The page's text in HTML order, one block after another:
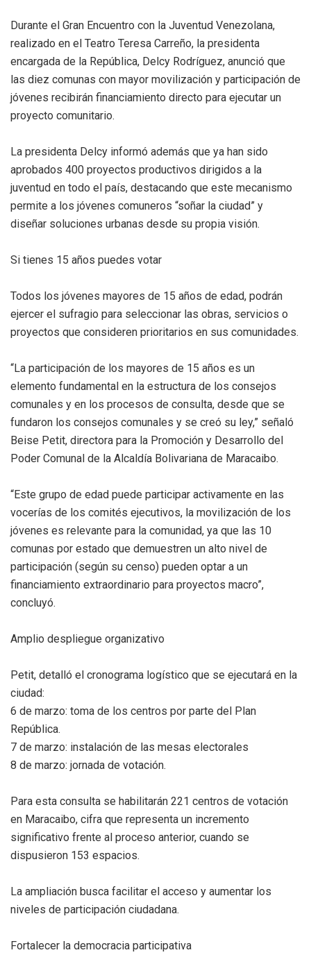
Durante el Gran Encuentro con la Juventud Venezolana,
realizado en el Teatro Teresa Carreño, la presidenta
encargada de la República, Delcy Rodríguez, anunció que
las diez comunas con mayor movilización y participación de
jóvenes recibirán financiamiento directo para ejecutar un
proyecto comunitario.
La presidenta Delcy informó además que ya han sido
aprobados 400 proyectos productivos dirigidos a la
juventud en todo el país, destacando que este mecanismo
permite a los jóvenes comuneros “soñar la ciudad” y
diseñar soluciones urbanas desde su propia visión.
Si tienes 15 años puedes votar
Todos los jóvenes mayores de 15 años de edad, podrán
ejercer el sufragio para seleccionar las obras, servicios o
proyectos que consideren prioritarios en sus comunidades.
“La participación de los mayores de 15 años es un
elemento fundamental en la estructura de los consejos
comunales y en los procesos de consulta, desde que se
fundaron los consejos comunales y se creó su ley,” señaló
Beise Petit, directora para la Promoción y Desarrollo del
Poder Comunal de la Alcaldía Bolivariana de Maracaibo.
“Este grupo de edad puede participar activamente en las
vocerías de los comités ejecutivos, la movilización de los
jóvenes es relevante para la comunidad, ya que las 10
comunas por estado que demuestren un alto nivel de
participación (según su censo) pueden optar a un
financiamiento extraordinario para proyectos macro”,
concluyó.
Amplio despliegue organizativo
Petit, detalló el cronograma logístico que se ejecutará en la
ciudad:
6 de marzo: toma de los centros por parte del Plan
República.
7 de marzo: instalación de las mesas electorales
8 de marzo: jornada de votación.
Para esta consulta se habilitarán 221 centros de votación
en Maracaibo, cifra que representa un incremento
significativo frente al proceso anterior, cuando se
dispusieron 153 espacios.
La ampliación busca facilitar el acceso y aumentar los
niveles de participación ciudadana.
Fortalecer la democracia participativa